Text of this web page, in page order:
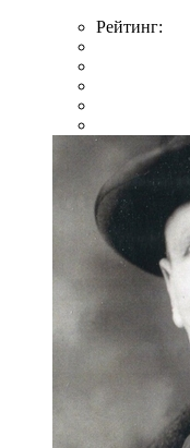
Рейтинг: